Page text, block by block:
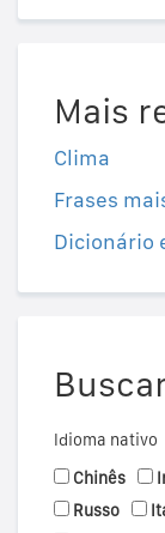
Mais
Clima
Frases
Dicionário
Idioma nativo
Chinês
Russo